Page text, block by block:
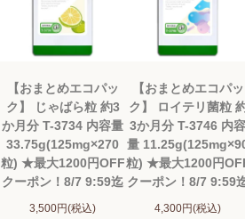
【おまとめエコパッ
ク】 じゃばら粒 約3
か月分 T-3734 内容量
33.75g(125mg×270
粒) ★最大1200円OFF
クーポン！8/7 9:59迄
3,500円(税込)
【おまとめエコパッ
ク】 ロイテリ菌粒
3か月分 T-3746 内容
量
粒) ★最大1200円
クーポン！8/7 9:59
4,300円(税込)